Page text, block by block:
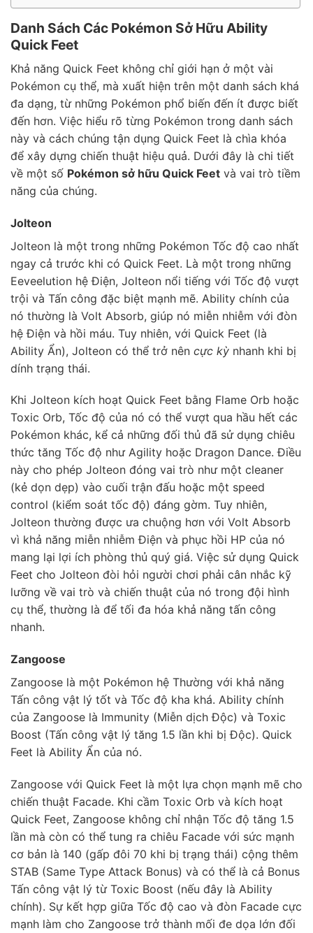
Danh Sách Các Pokémon Sở Hữu Ability
Quick Feet
Khả năng Quick Feet không chỉ giới hạn ở một vài
Pokémon cụ thể, mà xuất hiện trên một danh sách khá
đa dạng, từ những Pokémon phổ biến đến ít được biết
đến hơn. Việc hiểu rõ từng Pokémon trong danh sách
này và cách chúng tận dụng Quick Feet là chìa khóa
để xây dựng chiến thuật hiệu quả. Dưới đây là chi tiết
về một số Pokémon sở hữu Quick Feet và vai trò tiềm
năng của chúng.
Jolteon
Jolteon là một trong những Pokémon Tốc độ cao nhất
ngay cả trước khi có Quick Feet. Là một trong những
Eeveelution hệ Điện, Jolteon nổi tiếng với Tốc độ vượt
trội và Tấn công đặc biệt mạnh mẽ. Ability chính của
nó thường là Volt Absorb, giúp nó miễn nhiễm với đòn
hệ Điện và hồi máu. Tuy nhiên, với Quick Feet (là
Ability Ẩn), Jolteon có thể trở nên cực kỳ nhanh khi bị
dính trạng thái.
Khi Jolteon kích hoạt Quick Feet bằng Flame Orb hoặc
Toxic Orb, Tốc độ của nó có thể vượt qua hầu hết các
Pokémon khác, kể cả những đối thủ đã sử dụng chiêu
thức tăng Tốc độ như Agility hoặc Dragon Dance. Điều
này cho phép Jolteon đóng vai trò như một cleaner
(kẻ dọn dẹp) vào cuối trận đấu hoặc một speed
control (kiểm soát tốc độ) đáng gờm. Tuy nhiên,
Jolteon thường được ưa chuộng hơn với Volt Absorb
vì khả năng miễn nhiễm Điện và phục hồi HP của nó
mang lại lợi ích phòng thủ quý giá. Việc sử dụng Quick
Feet cho Jolteon đòi hỏi người chơi phải cân nhắc kỹ
lưỡng về vai trò và chiến thuật của nó trong đội hình
cụ thể, thường là để tối đa hóa khả năng tấn công
nhanh.
Zangoose
Zangoose là một Pokémon hệ Thường với khả năng
Tấn công vật lý tốt và Tốc độ kha khá. Ability chính
của Zangoose là Immunity (Miễn dịch Độc) và Toxic
Boost (Tấn công vật lý tăng 1.5 lần khi bị Độc). Quick
Feet là Ability Ẩn của nó.
Zangoose với Quick Feet là một lựa chọn mạnh mẽ cho
chiến thuật Facade. Khi cầm Toxic Orb và kích hoạt
Quick Feet, Zangoose không chỉ nhận Tốc độ tăng 1.5
lần mà còn có thể tung ra chiêu Facade với sức mạnh
cơ bản là 140 (gấp đôi 70 khi bị trạng thái) cộng thêm
STAB (Same Type Attack Bonus) và có thể là cả Bonus
Tấn công vật lý từ Toxic Boost (nếu đây là Ability
chính). Sự kết hợp giữa Tốc độ cao và đòn Facade cực
mạnh làm cho Zangoose trở thành mối đe dọa lớn đối